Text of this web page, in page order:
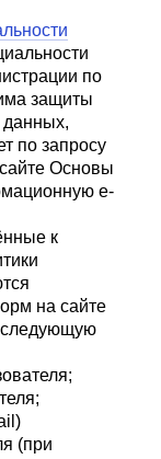
по
защиты
данных,
по запросу
Основы
e-
к
на сайте
следующую
(при